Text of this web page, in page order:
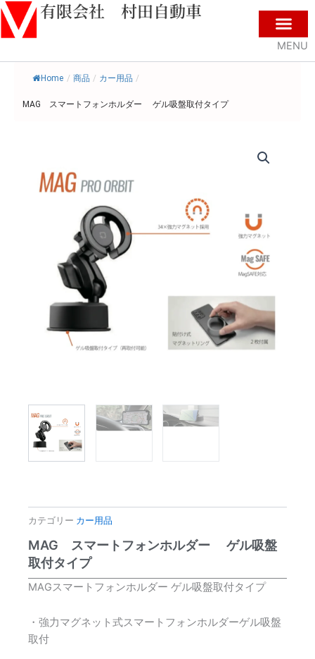
内
容
を
ス
​有限会社 村田自動車
MENU
Home / 商品 / カー用品 /
MAG スマートフォンホルダー ゲル吸盤取付タイプ
カテゴリー カー用品
MAG スマートフォンホルダー ゲル吸盤
取付タイプ
MAGスマートフォンホルダー ゲル吸盤取付タイプ
・強力マグネット式スマートフォンホルダーゲル吸盤
取付